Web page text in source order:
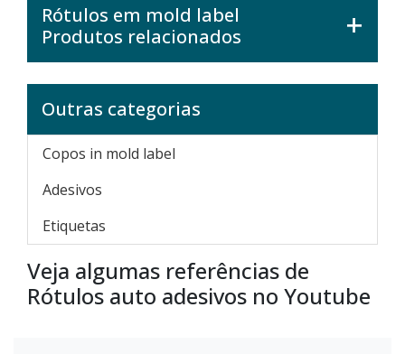
Rótulos em mold label
Produtos relacionados
Outras categorias
Copos in mold label
Adesivos
Etiquetas
Veja algumas referências de
Rótulos auto adesivos no Youtube